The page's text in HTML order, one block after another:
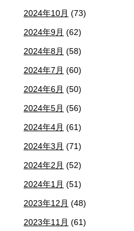
2024年10月 (73)
2024年9月 (62)
2024年8月 (58)
2024年7月 (60)
2024年6月 (50)
2024年5月 (56)
2024年4月 (61)
2024年3月 (71)
2024年2月 (52)
2024年1月 (51)
2023年12月 (48)
2023年11月 (61)